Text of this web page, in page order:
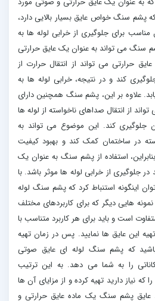
که پشم سنگ خواص عایق بسیار بالایی دارد،
برای جلوگیری از خرابی لوله ها به
سنگ می تواند به عنوان یک عایق حرارتی
حرارتی می تواند از انتقال حرارت از
کند و در نتیجه، خرابی لوله ها به
علاوه بر این، پشم سنگ همچنین دارای
از انتقال صداهای ناخواسته از لوله ها
کند. این موضوع می تواند به
در ساختمان کمک کند و بهبود کیفیت
استفاده از پشم سنگ به عنوان یک
جلوگیری از خرابی لوله ها موثر باشد. با
اینگونه استنباط کرد که پشم سنگ لوله
هایی دیگر که برای کاربردهای مختلف
است و باید برای هر کاربرد متناسب با
این عایق ها نمایید. پس در زمان تهیه
که پشم سنگ لوله ای عایق صوتی
را به شما می دهد. به این ترتیب
که نیاز دارید تهیه کرده و از مزایای آن ها
عایق پشم سنگ یک ماده عایق حرارتی و